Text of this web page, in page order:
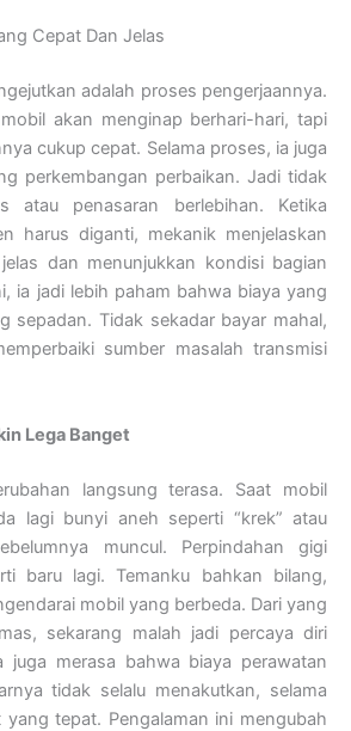
Cepat Dan Jelas
adalah proses pengerjaannya.
akan menginap berhari-hari, tapi
cukup cepat. Selama proses, ia juga
perkembangan perbaikan. Jadi tidak
atau penasaran berlebihan. Ketika
harus diganti, mekanik menjelaskan
dan menunjukkan kondisi bagian
ia jadi lebih paham bahwa biaya yang
sepadan. Tidak sekadar bayar mahal,
sumber masalah transmisi
Lega Banget
langsung terasa. Saat mobil
lagi bunyi aneh seperti “krek” atau
muncul. Perpindahan gigi
baru lagi. Temanku bahkan bilang,
mobil yang berbeda. Dari yang
sekarang malah jadi percaya diri
juga merasa bahwa biaya perawatan
tidak selalu menakutkan, selama
tepat. Pengalaman ini mengubah